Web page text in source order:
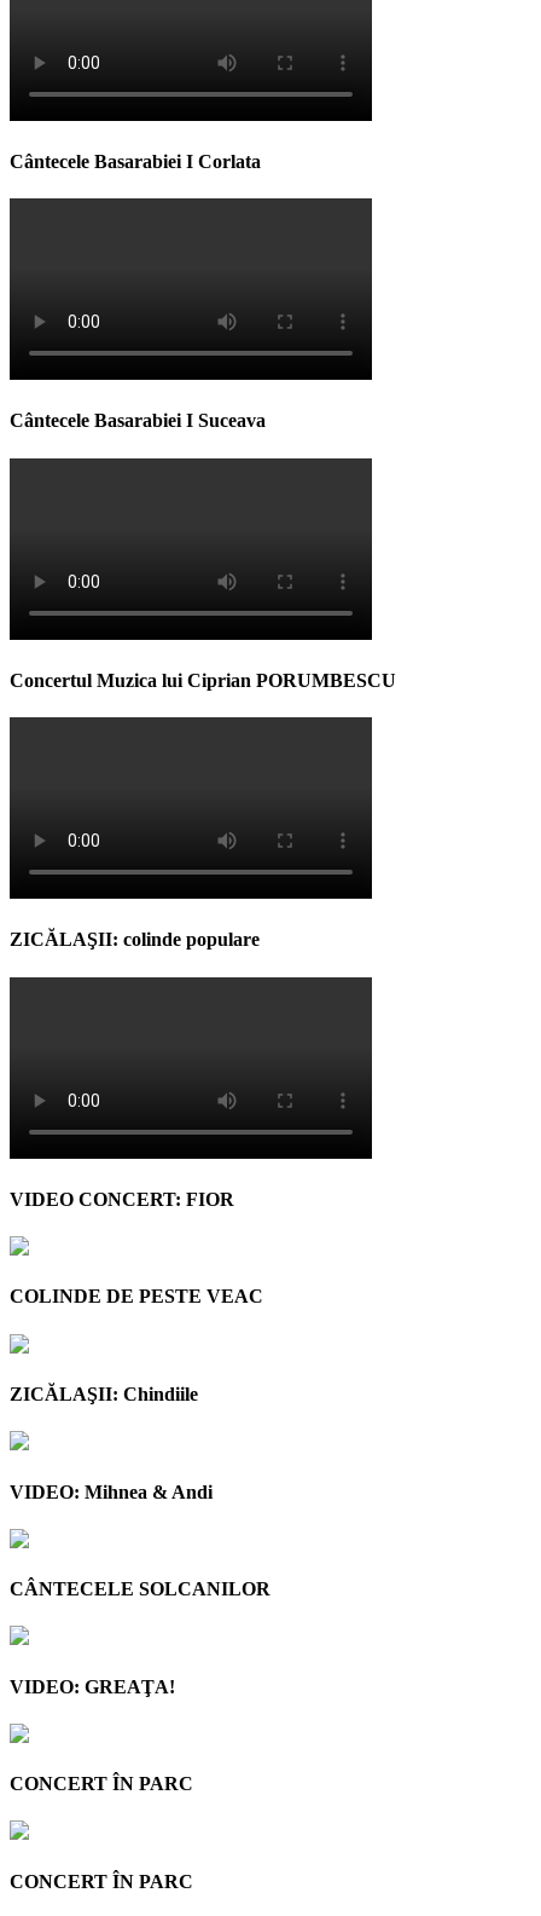
Cântecele Basarabiei I Corlata
Cântecele Basarabiei I Suceava
Concertul Muzica lui Ciprian PORUMBESCU
ZICĂLAŞII: colinde populare
VIDEO CONCERT: FIOR
COLINDE DE PESTE VEAC
ZICĂLAŞII: Chindiile
VIDEO: Mihnea & Andi
CÂNTECELE SOLCANILOR
VIDEO: GREAŢA!
CONCERT ÎN PARC
CONCERT ÎN PARC